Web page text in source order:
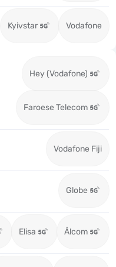
Kyivstar Vodafone
Hey (Vodafone)
Faroese Telecom
Vodafone Fiji
Globe
Elisa Ålcom